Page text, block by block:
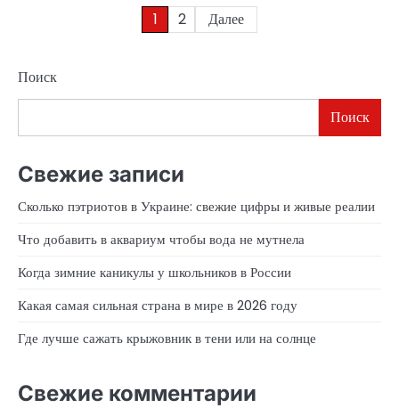
1 2 Далее
Поиск
Поиск
Свежие записи
Сколько пэтриотов в Украине: свежие цифры и живые реалии
Что добавить в аквариум чтобы вода не мутнела
Когда зимние каникулы у школьников в России
Какая самая сильная страна в мире в 2026 году
Где лучше сажать крыжовник в тени или на солнце
Свежие комментарии